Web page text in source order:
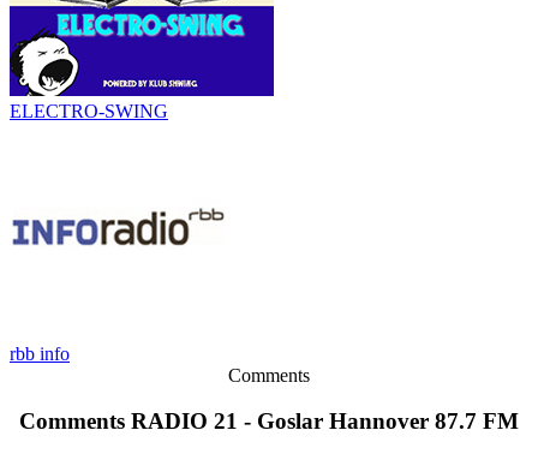
ELECTRO-SWING
rbb info
Comments
Comments RADIO 21 - Goslar Hannover 87.7 FM